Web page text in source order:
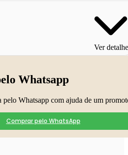
Ver
Whatsapp
pelo Whatsapp com ajuda de um
Comprar pelo WhatsApp